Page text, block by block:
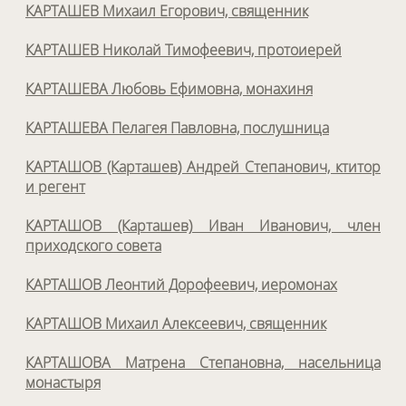
КАРТАШЕВ Михаил Егорович, священник
КАРТАШЕВ Николай Тимофеевич, протоиерей
КАРТАШЕВА Любовь Ефимовна, монахиня
КАРТАШЕВА Пелагея Павловна, послушница
КАРТАШОВ (Карташев) Андрей Степанович, ктитор
и регент
КАРТАШОВ (Карташев) Иван Иванович, член
приходского совета
КАРТАШОВ Леонтий Дорофеевич, иеромонах
КАРТАШОВ Михаил Алексеевич, священник
КАРТАШОВА Матрена Степановна, насельница
монастыря